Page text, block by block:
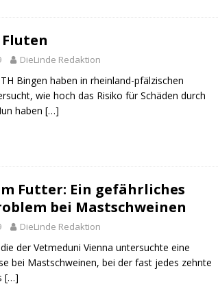
DieLinde Redaktion
Bingen haben in rheinland-pfälzischen
wie hoch das Risiko für Schäden durch
haben […]
Futter: Ein gefährliches
bei Mastschweinen
DieLinde Redaktion
der Vetmeduni Vienna untersuchte eine
bei Mastschweinen, bei der fast jedes zehnte
[…]